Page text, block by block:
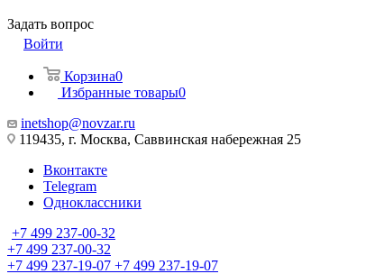
Задать вопрос
Войти
Корзина0
Избранные товары0
inetshop@novzar.ru
119435, г. Москва, Саввинская набережная 25
Вконтакте
Telegram
Одноклассники
+7 499 237-00-32
+7 499 237-00-32
+7 499 237-19-07 +7 499 237-19-07